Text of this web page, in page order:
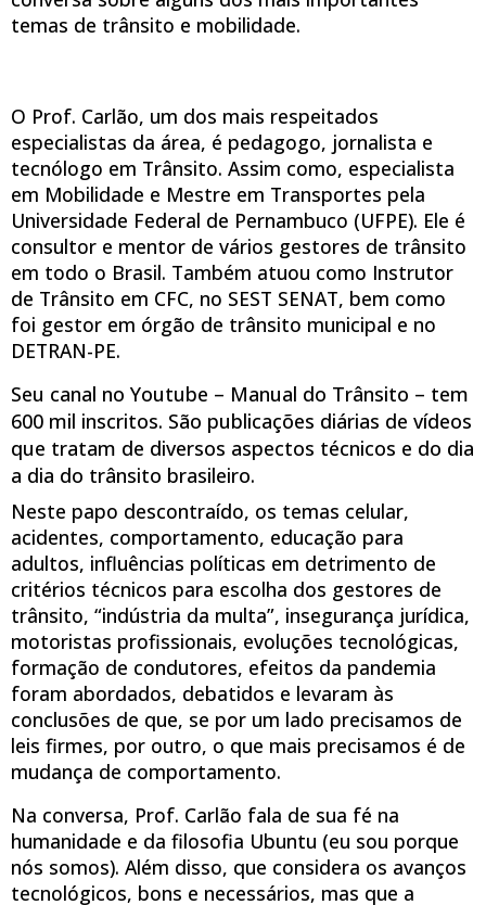
temas de trânsito e mobilidade.
O Prof. Carlão, um dos mais respeitados
especialistas da área, é pedagogo, jornalista e
tecnólogo em Trânsito. Assim como, especialista
em Mobilidade e Mestre em Transportes pela
Universidade Federal de Pernambuco (UFPE). Ele é
consultor e mentor de vários gestores de trânsito
em todo o Brasil. Também atuou como Instrutor
de Trânsito em CFC, no SEST SENAT, bem como
foi gestor em órgão de trânsito municipal e no
DETRAN-PE.
Seu canal no Youtube – Manual do Trânsito – tem
600 mil inscritos. São publicações diárias de vídeos
que tratam de diversos aspectos técnicos e do dia
a dia do trânsito brasileiro.
Neste papo descontraído, os temas celular,
acidentes, comportamento, educação para
adultos, influências políticas em detrimento de
critérios técnicos para escolha dos gestores de
trânsito, “indústria da multa”, insegurança jurídica,
motoristas profissionais, evoluções tecnológicas,
formação de condutores, efeitos da pandemia
foram abordados, debatidos e levaram às
conclusões de que, se por um lado precisamos de
leis firmes, por outro, o que mais precisamos é de
mudança de comportamento.
Na conversa, Prof. Carlão fala de sua fé na
humanidade e da filosofia Ubuntu (eu sou porque
nós somos). Além disso, que considera os avanços
tecnológicos, bons e necessários, mas que a